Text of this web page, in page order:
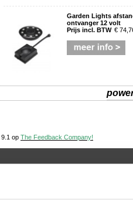
Garden Lights
ontvanger 12 volt
Prijs incl. BTW €
9.1 op The Feedback Company!